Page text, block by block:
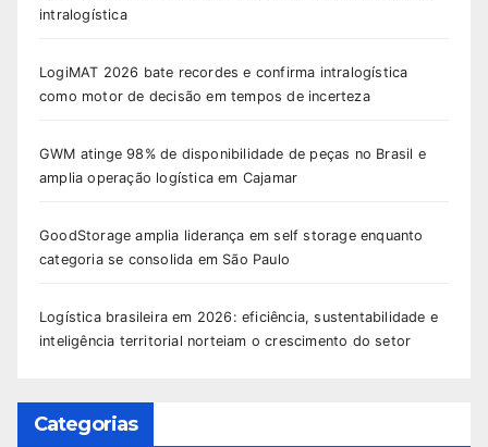
intralogística
LogiMAT 2026 bate recordes e confirma intralogística
como motor de decisão em tempos de incerteza
GWM atinge 98% de disponibilidade de peças no Brasil e
amplia operação logística em Cajamar
GoodStorage amplia liderança em self storage enquanto
categoria se consolida em São Paulo
Logística brasileira em 2026: eficiência, sustentabilidade e
inteligência territorial norteiam o crescimento do setor
Categorias